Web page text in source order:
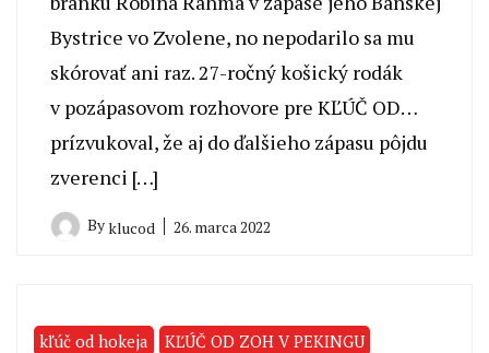
Bystrice vo Zvolene, no nepodarilo sa mu
skórovať ani raz. 27-ročný košický rodák
v pozápasovom rozhovore pre KĽÚČ OD…
prízvukoval, že aj do ďalšieho zápasu pôjdu
zverenci […]
Byklucod 26. marca 2022
kľúč od hokeja KĽÚČ OD ZOH V PEKINGU